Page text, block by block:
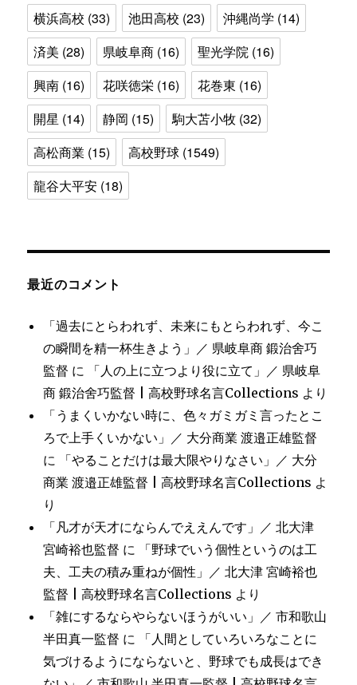
横浜高校 (33) 池田高校 (23) 沖縄尚学 (14)
済美 (28) 県岐阜商 (16) 聖光学院 (16)
興南 (16) 花咲徳栄 (16) 花巻東 (16)
開星 (14) 静岡 (15) 駒大苫小牧 (32)
高松商業 (15) 高校野球 (1549)
龍谷大平安 (18)
最近のコメント
「過去にとらわれず、未来にもとらわれず、今こ
の瞬間を精一杯生きよう」／ 県岐阜商 鍛治舍巧
監督 に
「人の上に立つより役に立て」／ 県岐阜
商 鍛治舍巧監督 | 高校野球名言Collections より
「うまくいかない時に、色々ガミガミ言ったとこ
ろで上手くいかない」／ 大分商業 渡邉正雄監督
に
「やることだけは最大限やりなさい」／ 大分
商業 渡邉正雄監督 | 高校野球名言Collections よ
り
「凡才が天才にならんでええんです」／ 北大津
宮崎裕也監督 に
「野球でいう個性というのは工
夫、工夫の積み重ねが個性」／ 北大津 宮崎裕也
監督 | 高校野球名言Collections より
「雑にするならやらないほうがいい」／ 市和歌山
半田真一監督 に
「人間としていろいろなことに
気づけるようにならないと、野球でも成長はでき